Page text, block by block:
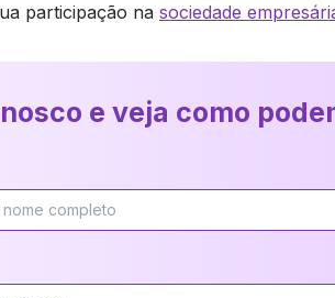
participação na sociedade
e veja como